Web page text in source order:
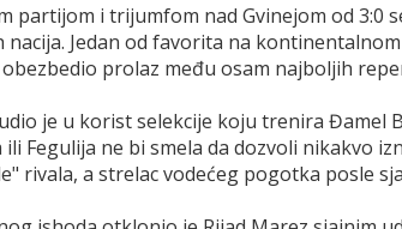
partijom i trijumfom nad Gvinejom od 3:0
Jedan od favorita na
prolaz među osam najboljih
je u korist selekcije koju trenira Đamel
Fegulija ne bi smela da dozvoli nikakvo
rivala, a strelac vodećeg pogotka posle